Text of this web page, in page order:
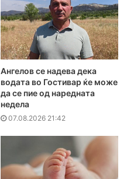
Ангелов се надева дека
водата во Гостивар ќе може
да се пие од наредната
недела
07.08.2026 21:42